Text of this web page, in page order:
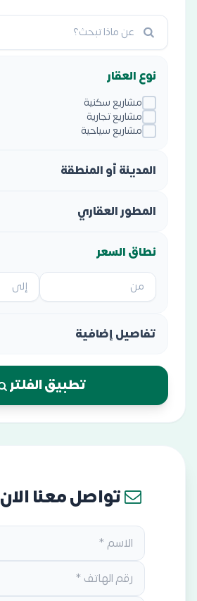
نوع العقار
مشاريع سكنية
مشاريع تجارية
مشاريع سياحية
المدينة أو المنطقة
المطور العقاري
نطاق السعر
تفاصيل إضافية
تطبيق الفلتر
تواصل معنا الان